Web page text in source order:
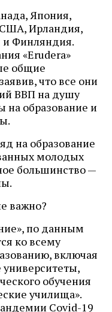
Япония,
Ирландия,
и Финляндия.
«Erudera»
общие
что все они
ВВП на душу
на образование и
на образование
молодых
большинство —
важно?
по данным
ко всему
включая
университеты,
обучения
училища».
Covid-19